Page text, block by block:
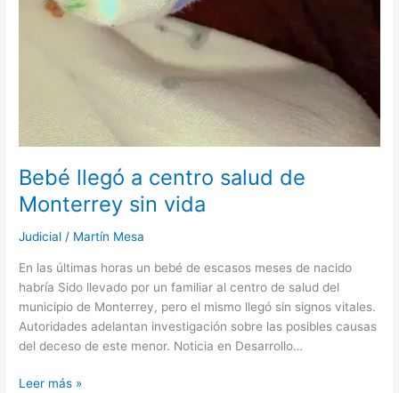
Bebé llegó a centro salud de
Monterrey sin vida
Judicial / Martín Mesa
En las últimas horas un bebé de escasos meses de nacido
habría Sido llevado por un familiar al centro de salud del
municipio de Monterrey, pero el mismo llegó sin signos vitales.
Autoridades adelantan investigación sobre las posibles causas
del deceso de este menor. Noticia en Desarrollo…
Leer más »